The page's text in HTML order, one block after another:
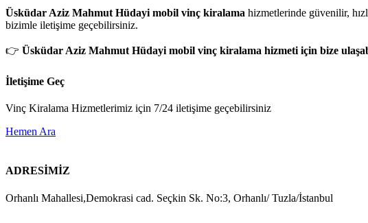
Üsküdar Aziz Mahmut Hüdayi mobil vinç kiralama hizmetlerinde güvenilir,
bizimle iletişime geçebilirsiniz.
👉 Üsküdar Aziz Mahmut Hüdayi mobil vinç kiralama hizmeti için bize
İletişime Geç
Vinç Kiralama Hizmetlerimiz için 7/24 iletişime geçebilirsiniz
Hemen Ara
ADRESİMİZ
Orhanlı Mahallesi,Demokrasi cad. Seçkin Sk. No:3, Orhanlı/ Tuzla/İstanbul